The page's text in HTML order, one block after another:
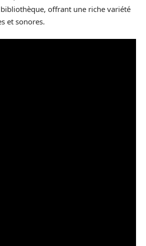
offrant une riche variété
et sonores.